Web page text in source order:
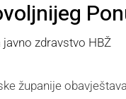
javno zdravstvo HBŽ
županije